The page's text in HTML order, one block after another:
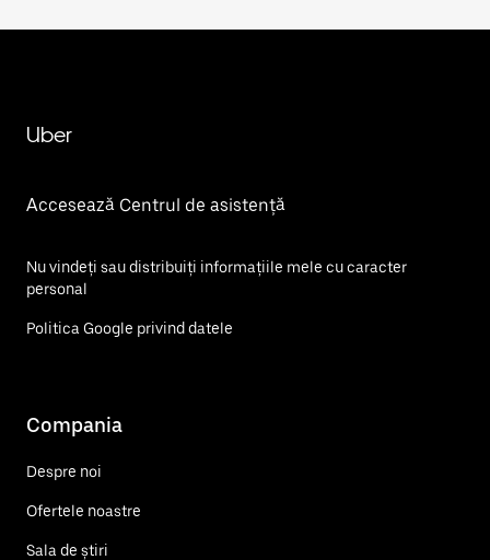
Uber
Accesează Centrul de asistență
Nu vindeți sau distribuiți informațiile mele cu caracter
personal
Politica Google privind datele
Compania
Despre noi
Ofertele noastre
Sala de știri